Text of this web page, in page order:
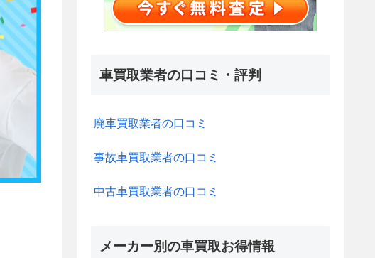
車買取業者の口コミ・評判
廃車買取業者の口コミ
事故車買取業者の口コミ
中古車買取業者の口コミ
メーカー別の車買取お得情報